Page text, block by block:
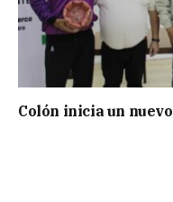
Colón inicia un